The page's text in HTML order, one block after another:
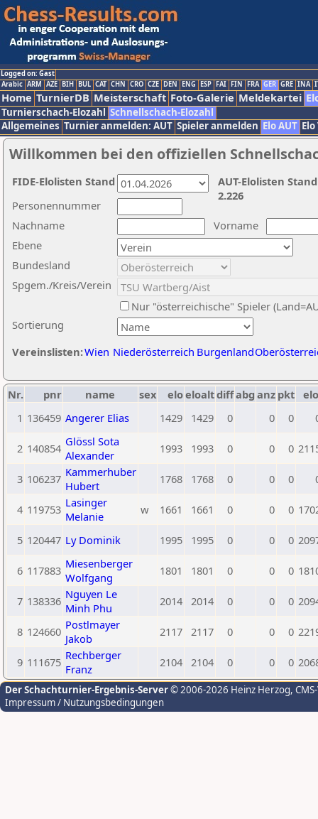
Logged on: Gast
Arabic ARM AZE BIH BUL CAT CHN CRO CZE DEN ENG ESP FAI FIN FRA GER GRE INA
Home TurnierDB Meisterschaft Foto-Galerie Meldekartei
Turnierschach-Elozahl Schnellschach-Elozahl
Allgemeines Turnier anmelden: AUT Spieler anmelden Elo AUT
Willkommen bei den offiziellen
Nachname
Vorname
Ebene
Sortierung
Personennummer
Bundesland
Spgem./Kreis/Verein
Nur "österreichische" Spieler
Vereinslisten:Wien Niederösterreich Burgenland
AUT-Elolisten
2.226
FIDE-Elolisten Stand
Nr. pnr name sex eloeloaltdiffabg anz pkt
1 136459 Angerer Elias 1429 1429 0 0 0
2 140854 Glössl Sota
Alexander
1993 1993 0 0 0
3 106237 Kammerhuber
Hubert
1768 1768 0 0 0
4 119753 Lasinger
Melanie
w 1661 1661 0 0 0
5 120447 Ly Dominik 1995 1995 0 0 0
6 117883 Miesenberger
Wolfgang
1801 1801 0 0 0
7 138336 Nguyen Le
Minh Phu
2014 2014 0 0 0
8 124660 Postlmayer
Jakob
2117 2117 0 0 0
9 111675 Rechberger
Franz
2104 2104 0 0 0
Der Schachturnier-Ergebnis-Server© 2006-2026 Heinz Herzog,
Impressum / Nutzungsbedingungen